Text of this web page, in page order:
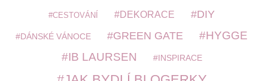
CESTOVÁNÍ DEKORACE DIY
DÁNSKÉ VÁNOCE GREEN GATE HYGGE
IB LAURSEN INSPIRACE